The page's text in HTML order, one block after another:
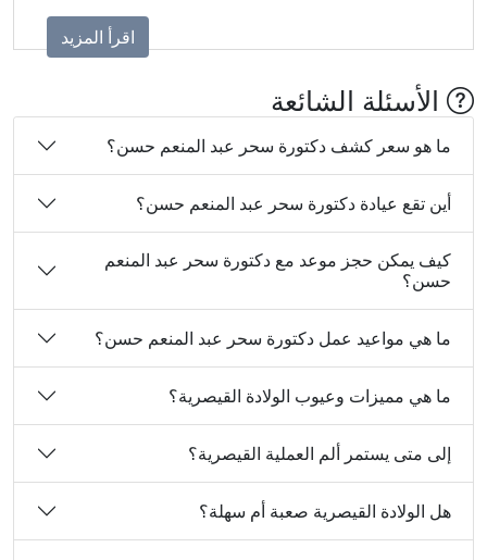
اقرأ المزيد
الأسئلة الشائعة
ما هو سعر كشف دكتورة سحر عبد المنعم حسن؟
أين تقع عيادة دكتورة سحر عبد المنعم حسن؟
كيف يمكن حجز موعد مع دكتورة سحر عبد المنعم
حسن؟
ما هي مواعيد عمل دكتورة سحر عبد المنعم حسن؟
ما هي مميزات وعيوب الولادة القيصرية؟
إلى متى يستمر ألم العملية القيصرية؟
هل الولادة القيصرية صعبة أم سهلة؟